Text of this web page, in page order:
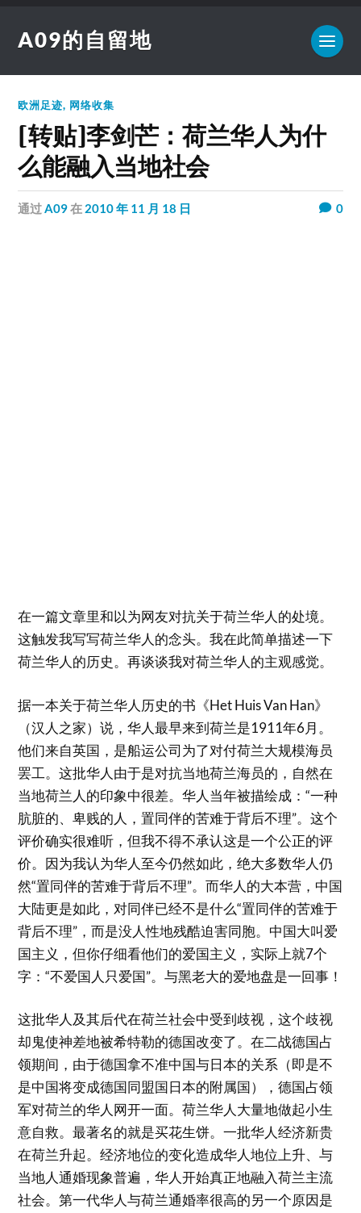
A09的自留地
欧洲足迹, 网络收集
[转贴]李剑芒：荷兰华人为什
么能融入当地社会
通过A09在 2010 年 11 月 18 日 0
在一篇文章里和以为网友对抗关于荷兰华人的处境。
这触发我写写荷兰华人的念头。我在此简单描述一下
荷兰华人的历史。再谈谈我对荷兰华人的主观感觉。
据一本关于荷兰华人历史的书《Het Huis Van Han》
（汉人之家）说，华人最早来到荷兰是1911年6月。
他们来自英国，是船运公司为了对付荷兰大规模海员
罢工。这批华人由于是对抗当地荷兰海员的，自然在
当地荷兰人的印象中很差。华人当年被描绘成：“一种
肮脏的、卑贱的人，置同伴的苦难于背后不理”。这个
评价确实很难听，但我不得不承认这是一个公正的评
价。因为我认为华人至今仍然如此，绝大多数华人仍
然“置同伴的苦难于背后不理”。而华人的大本营，中国
大陆更是如此，对同伴已经不是什么“置同伴的苦难于
背后不理”，而是没人性地残酷迫害同胞。中国大叫爱
国主义，但你仔细看他们的爱国主义，实际上就7个
字：“不爱国人只爱国”。与黑老大的爱地盘是一回事！
这批华人及其后代在荷兰社会中受到歧视，这个歧视
却鬼使神差地被希特勒的德国改变了。在二战德国占
领期间，由于德国拿不准中国与日本的关系（即是不
是中国将变成德国同盟国日本的附属国），德国占领
军对荷兰的华人网开一面。荷兰华人大量地做起小生
意自救。最著名的就是买花生饼。一批华人经济新贵
在荷兰升起。经济地位的变化造成华人地位上升、与
当地人通婚现象普遍，华人开始真正地融入荷兰主流
社会。第一代华人与荷兰通婚率很高的另一个原因是